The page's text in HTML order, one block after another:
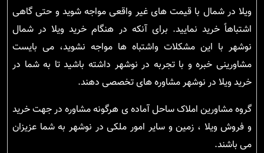
ویلا در شمال با قیمت های غیر واقعی مواجه شوید و حتی گاهی
اشتباهاً خرید نمایید. برای آنکه در هنگام خرید ویلا در شمال
نوشهر با این مشکلات واشتباه ها مواجه نشوید، می بایست
مشاورینی خبره و با تجربه در نوشهر داشته باشید تا به شما در
خرید ویلا در نوشهر مشاوره های تخصصی دهند.
گروه مشاورین املاک ساحل آماده ی هرگونه مشاوره در جهت خرید
و فروش ویلا ، زمین و سایر امور ملکی در نوشهر به شما عزیزان
می باشند.